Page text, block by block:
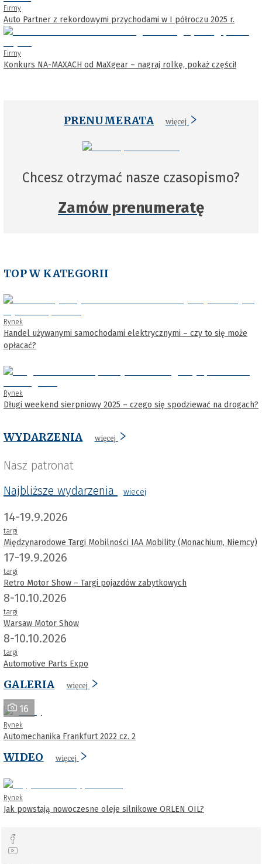
Firmy
Auto Partner z rekordowymi przychodami w I półroczu 2025 r.
Firmy
Konkurs NA-MAXACH od MaXgear – nagraj rolkę, pokaż części!
PRENUMERATA więcej
Chcesz otrzymać nasze czasopismo?
Zamów prenumeratę
TOP W KATEGORII
Rynek
Handel używanymi samochodami elektrycznymi – czy to się może
opłacać?
Rynek
Długi weekend sierpniowy 2025 – czego się spodziewać na drogach?
WYDARZENIA więcej
Nasz patronat
Najbliższe wydarzenia
wiecej
14-19.9.2026
targi
Międzynarodowe Targi Mobilności IAA Mobility (Monachium, Niemcy)
17-19.9.2026
targi
Retro Motor Show – Targi pojazdów zabytkowych
8-10.10.2026
targi
Warsaw Motor Show
8-10.10.2026
targi
Automotive Parts Expo
GALERIA więcej
16
Rynek
Automechanika Frankfurt 2022 cz. 2
WIDEO więcej
Rynek
Jak powstają nowoczesne oleje silnikowe ORLEN OIL?